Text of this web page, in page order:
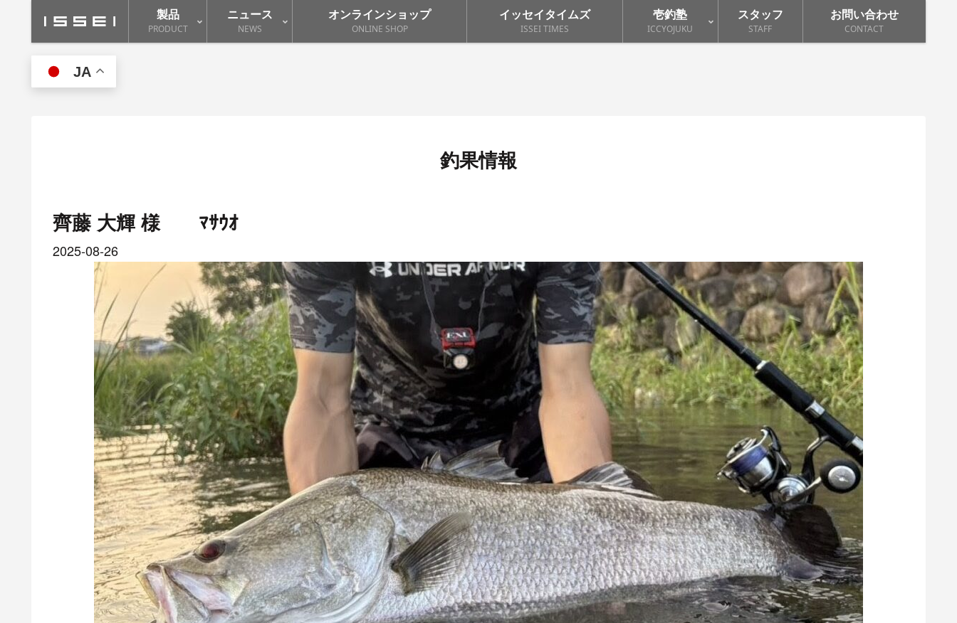
製品
PRODUCT
ニュース
NEWS
オンラインショップ
ONLINE SHOP
イッセイタイムズ
ISSEI TIMES
壱釣塾
ICCYOJUKU
スタッフ
STAFF
お問い合わせ
CONTACT
JA
釣果情報
齊藤 大輝 様 ﾏｻｳｵ
2025-08-26